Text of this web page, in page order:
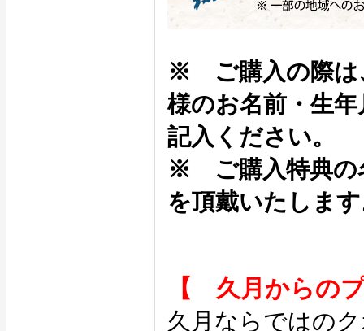
※ ご購入の際は
様のお名前・生
記入ください。
※ ご購入特典の
を頂戴いたしま
【 久月からの
久月ならではの